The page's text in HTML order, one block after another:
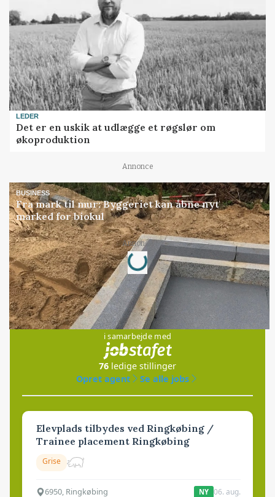
LEDER
Det er en uskik at udlægge et røgslør om
økoproduktion
Annonce
BUSINESS
Fra mark til mur: Byggeriet kan åbne nyt
marked for biokul
Annonce
Loading...
Jobs
i samarbejde med
76 ledige stillinger
Opret agent
Se alle jobs
Elevplads tilbydes ved Ringkøbing /
Trainee placement Ringkøbing
Grise
6950, Ringkøbing NY 06. aug.